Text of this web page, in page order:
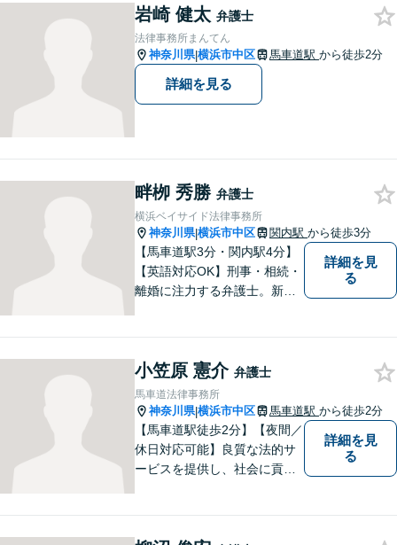
いく解決まで、全てお任せく
ださい。まずはお気軽にご相
談を！【土曜相談OK】
岩崎 健太 弁護士
法律事務所まんてん
神奈川県|横浜市中区 馬車道駅 から徒歩2分
詳細を見る
畔栁 秀勝 弁護士
横浜ベイサイド法律事務所
神奈川県|横浜市中区 関内駅 から徒歩3分
【馬車道駅3分・関内駅4分】
【英語対応OK】刑事・相続・
離婚に注力する弁護士。新し
談ください！【事業会社勤務
経験あり・社労士資格】
詳細を見
る
小笠原 憲介 弁護士
馬車道法律事務所
神奈川県|横浜市中区 馬車道駅 から徒歩2分
【馬車道駅徒歩2分】【夜間／
休日対応可能】良質な法的サ
ービスを提供し、社会に貢献
詳細を見
る